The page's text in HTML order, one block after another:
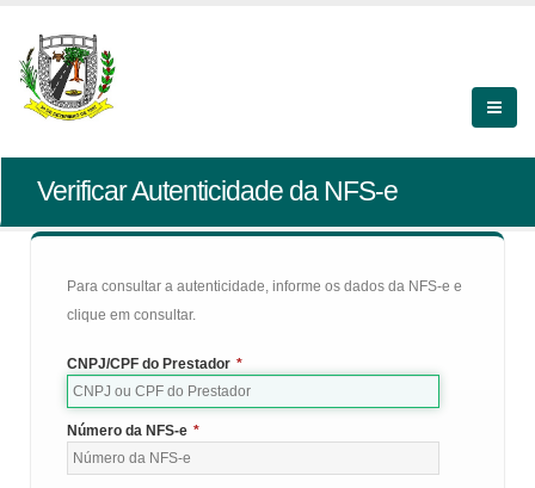
Verificar Autenticidade da NFS-e
Para consultar a autenticidade, informe os dados da NFS-e e
clique em consultar.
CNPJ/CPF do Prestador *
Número da NFS-e *